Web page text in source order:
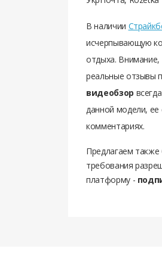
В наличии
исчерпывающую
отдыха. Внимание,
реальные отзывы
видеобзор
данной модели, ее
комментариях.
Предлагаем
требования
платформу -